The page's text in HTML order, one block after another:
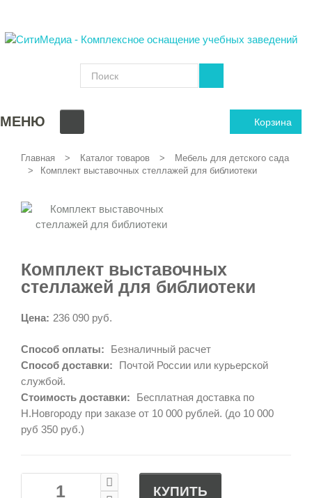
Корзина
МЕНЮ
Главная Каталог товаров
Мебель для детского сада
Комплект выставочных стеллажей для библиотеки
Комплект выставочных
стеллажей для библиотеки
Цена: 236 090 руб.
Способ оплаты:
Безналичный расчет
Способ доставки:
Почтой России или курьерской
службой.
Стоимость доставки:
Бесплатная доставка по
Н.Новгороду при заказе от 10 000 рублей. (до 10 000
руб 350 руб.)
КУПИТЬ